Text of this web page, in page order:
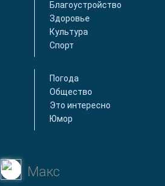
Благоустройство
Здоровье
Культура
Спорт
Погода
Общество
Это интересно
Юмор
Макс